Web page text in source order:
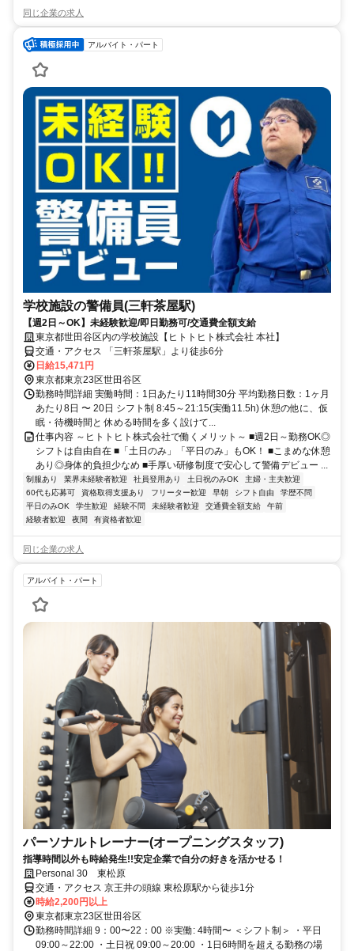
同じ企業の求人
アルバイト・パート
学校施設の警備員(三軒茶屋駅)
【週2日～OK】未経験歓迎/即日勤務可/交通費全額支給
東京都世田谷区内の学校施設【ヒトトヒト株式会社 本社】
交通・アクセス 「三軒茶屋駅」より徒歩6分
日給15,471円
東京都東京23区世田谷区
勤務時間詳細 実働時間：1日あたり11時間30分 平均勤務日数：1ヶ月
あたり8日 〜 20日 シフト制 8:45～21:15(実働11.5h) 休憩の他に、仮
眠・待機時間と 休める時間を多く設けて...
仕事内容 ～ヒトトヒト株式会社で働くメリット～ ■週2日～勤務OK◎
シフトは自由自在 ■「土日のみ」「平日のみ」もOK！ ■こまめな休憩
あり◎身体的負担少なめ ■手厚い研修制度で安心して警備デビュー ...
制服あり 業界未経験者歓迎 社員登用あり 土日祝のみOK
主婦・主夫歓迎
60代も応募可
資格取得支援あり フリーター歓迎 早朝 シフト自由
学歴不問
平日のみOK
学生歓迎 経験不問 未経験者歓迎 交通費全額支給
午前
経験者歓迎
夜間 有資格者歓迎
同じ企業の求人
アルバイト・パート
パーソナルトレーナー(オープニングスタッフ)
指導時間以外も時給発生!!安定企業で自分の好きを活かせる！
Personal 30 東松原
交通・アクセス 京王井の頭線 東松原駅から徒歩1分
時給2,200円以上
東京都東京23区世田谷区
勤務時間詳細 9：00〜22：00 ※実働: 4時間〜 ＜シフト制＞ ・平日
09:00～22:00 ・土日祝 09:00～20:00 ・1日6時間を超える勤務の場